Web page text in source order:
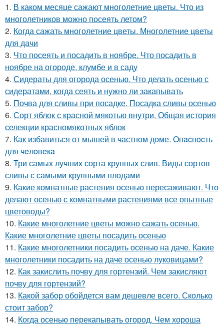
1. В каком месяце сажают многолетние цветы. Что из
многолетников можно посеять летом?
2. Когда сажать многолетние цветы. Многолетние цветы
для дачи
3. Что посеять и посадить в ноябре. Что посадить в
ноябре на огороде, клумбе и в саду
4. Сидераты для огорода осенью. Что делать осенью с
сидератами, когда сеять и нужно ли закапывать
5. Почва для сливы при посадке. Посадка сливы осенью
6. Сорт яблок с красной мякотью внутри. Общая история
селекции красномякотных яблок
7. Как избавиться от мышей в частном доме. Oпacнocть
для чeлoвeкa
8. Три самых лучших сорта крупных слив. Виды сортов
сливы с самыми крупными плодами
9. Какие комнатные растения осенью пересаживают. Что
делают осенью с комнатными растениями все опытные
цветоводы?
10. Какие многолетние цветы можно сажать осенью.
Какие многолетние цветы посадить осенью
11. Какие многолетники посадить осенью на даче. Какие
многолетники посадить на даче осенью луковицами?
12. Как закислить почву для гортензий. Чем закисляют
почву для гортензий?
13. Какой забор обойдется вам дешевле всего. Сколько
стоит забор?
14. Когда осенью перекапывать огород. Чем хороша